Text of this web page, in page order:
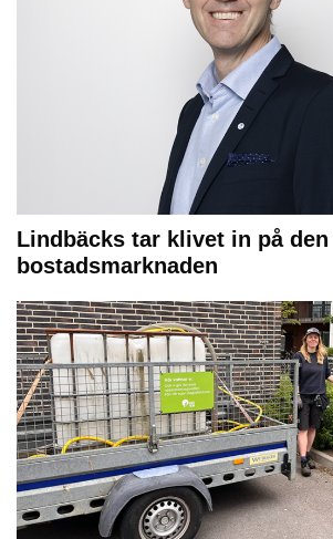
Lindbäcks tar klivet in på
bostadsmarknaden